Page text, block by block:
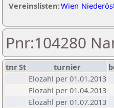
Vereinslisten:Wien
Pnr:104280
tnrSt turnier
Elozahl per 01.01.2013
Elozahl per 01.04.2013
Elozahl per 01.07.2013